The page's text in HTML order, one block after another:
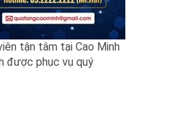
tận tâm tại Cao Minh
được phục vụ quý